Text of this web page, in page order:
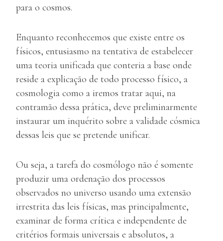
para o cosmos.
Enquanto reconhecemos que existe entre os
físicos, entusiasmo na tentativa de estabelecer
uma teoria unificada que conteria a base onde
reside a explicação de todo processo físico, a
cosmologia como a iremos tratar aqui, na
contramão dessa prática, deve preliminarmente
instaurar um inquérito sobre a validade cósmica
dessas leis que se pretende unificar.
Ou seja, a tarefa do cosmólogo não é somente
produzir uma ordenação dos processos
observados no universo usando uma extensão
irrestrita das leis físicas, mas principalmente,
examinar de forma crítica e independente de
critérios formais universais e absolutos, a